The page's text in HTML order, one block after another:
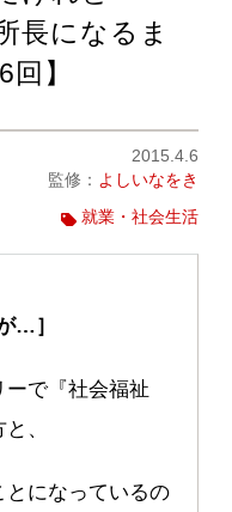
長になるま
】
2015.4.6
監修： よしいなをき
就業・社会生活
…］
で『社会福祉
、
になっているの